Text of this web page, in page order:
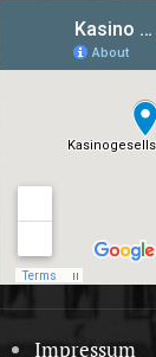
Impressum